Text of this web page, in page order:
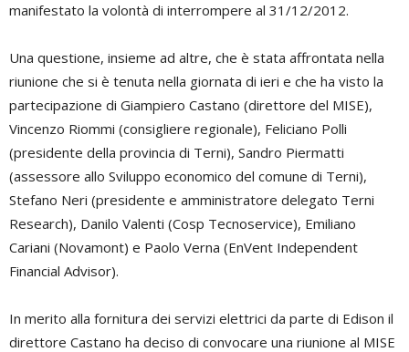
manifestato la volontà di interrompere al 31/12/2012.
Una questione, insieme ad altre, che è stata affrontata nella
riunione che si è tenuta nella giornata di ieri e che ha visto la
partecipazione di Giampiero Castano (direttore del MISE),
Vincenzo Riommi (consigliere regionale), Feliciano Polli
(presidente della provincia di Terni), Sandro Piermatti
(assessore allo Sviluppo economico del comune di Terni),
Stefano Neri (presidente e amministratore delegato Terni
Research), Danilo Valenti (Cosp Tecnoservice), Emiliano
Cariani (Novamont) e Paolo Verna (EnVent Independent
Financial Advisor).
In merito alla fornitura dei servizi elettrici da parte di Edison il
direttore Castano ha deciso di convocare una riunione al MISE